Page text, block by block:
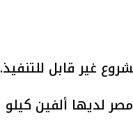
غير قابل للتنفيذ.
لديها ألفين كيلو